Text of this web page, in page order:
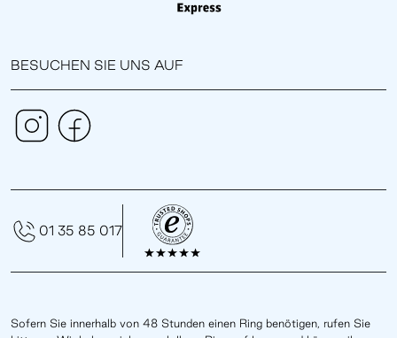
BESUCHEN SIE UNS AUF
Sofern Sie innerhalb von 48 Stunden einen Ring benötigen, rufen Sie
01 35 85 017